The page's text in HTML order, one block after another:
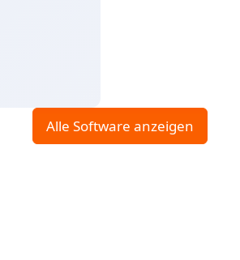
Alle Software anzeigen